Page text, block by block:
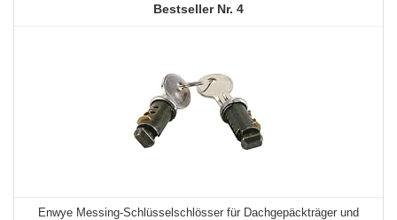
4
Enwye Messing-Schlüsselschlösser für Dachgepäckträger und